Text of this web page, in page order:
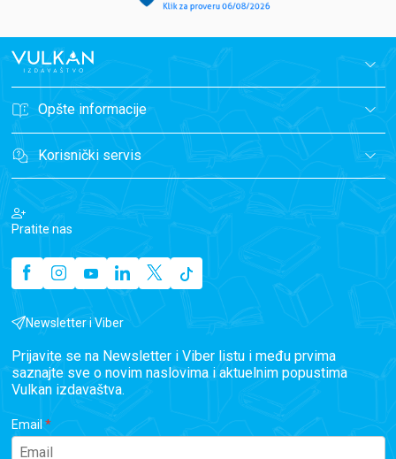
Opšte informacije
Korisnički servis
Pratite nas
Newsletter i Viber
Prijavite se na Newsletter i Viber listu i među prvima
saznajte sve o novim naslovima i aktuelnim popustima
Vulkan izdavaštva.
Email